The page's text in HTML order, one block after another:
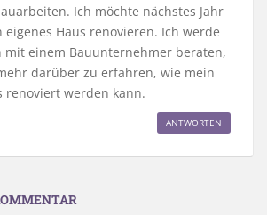
Ich möchte nächstes Jahr
eigenes Haus renovieren. Ich werde
mit einem Bauunternehmer beraten,
darüber zu erfahren, wie mein
renoviert werden kann.
ANTWORTEN